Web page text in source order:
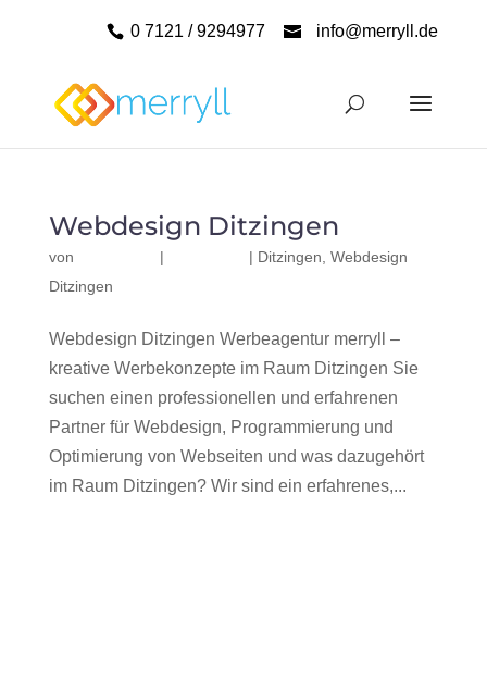
0 7121 / 9294977 info@merryll.de
Webdesign Ditzingen
von | | Ditzingen Webdesign
Ditzingen
Webdesign Ditzingen Werbeagentur merryll –
kreative Werbekonzepte im Raum Ditzingen Sie
suchen einen professionellen und erfahrenen
Partner für Webdesign, Programmierung und
Optimierung von Webseiten und was dazugehört
im Raum Ditzingen? Wir sind ein erfahrenes,...